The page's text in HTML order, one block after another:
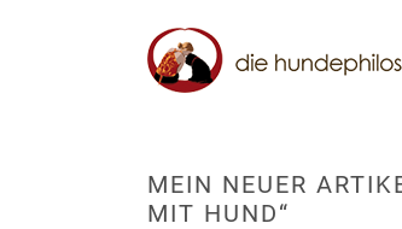
MEIN NEUER
MIT HUND“